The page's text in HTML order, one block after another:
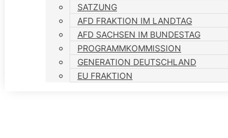
SATZUNG
AFD FRAKTION IM LANDTAG
AFD SACHSEN IM BUNDESTAG
PROGRAMMKOMMISSION
GENERATION DEUTSCHLAND
EU FRAKTION